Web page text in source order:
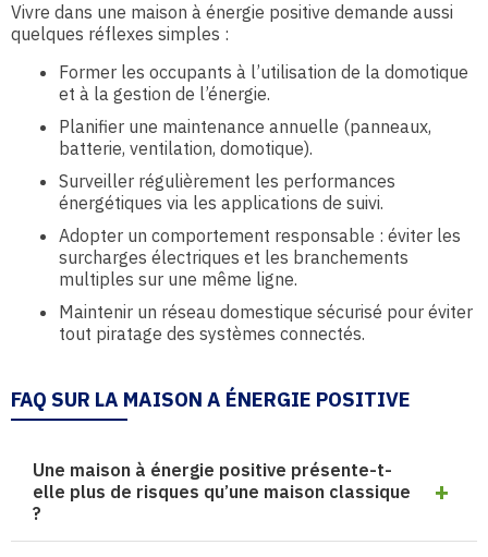
Vivre dans une maison à énergie positive demande aussi
quelques réflexes simples :
Former les occupants à l’utilisation de la domotique
et à la gestion de l’énergie.
Planifier une maintenance annuelle (panneaux,
batterie, ventilation, domotique).
Surveiller régulièrement les performances
énergétiques via les applications de suivi.
Adopter un comportement responsable : éviter les
surcharges électriques et les branchements
multiples sur une même ligne.
Maintenir un réseau domestique sécurisé pour éviter
tout piratage des systèmes connectés.
FAQ SUR LA MAISON A ÉNERGIE POSITIVE
Une maison à énergie positive présente-t-
elle plus de risques qu’une maison classique
?